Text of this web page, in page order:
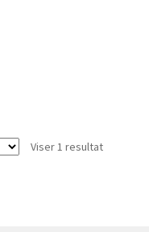
Viser 1 resultat